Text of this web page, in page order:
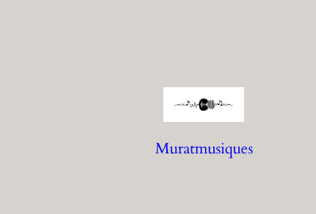
Muratmusiques